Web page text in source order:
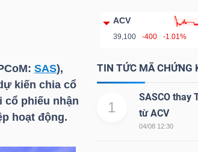
SAS),
kiến chia cổ
cổ phiếu nhận
hoạt động.
ACV
39,100 -400 -1.01%
TIN TỨC MÃ CHỨNG
1
SASCO thay
từ ACV
04/08 12:30